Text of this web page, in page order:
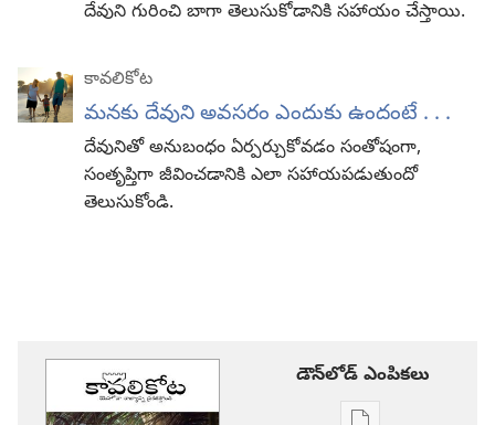
దేవుని గురించి బాగా తెలుసుకోడానికి సహాయం చేస్తాయి.
కావలికోట
మనకు దేవుని అవసరం ఎందుకు ఉందంటే . . .
దేవునితో అనుబంధం ఏర్పర్చుకోవడం సంతోషంగా,
సంతృప్తిగా జీవించడానికి ఎలా సహాయపడుతుందో
తెలుసుకోండి.
డౌన్‌లోడ్‌ ఎంపికలు